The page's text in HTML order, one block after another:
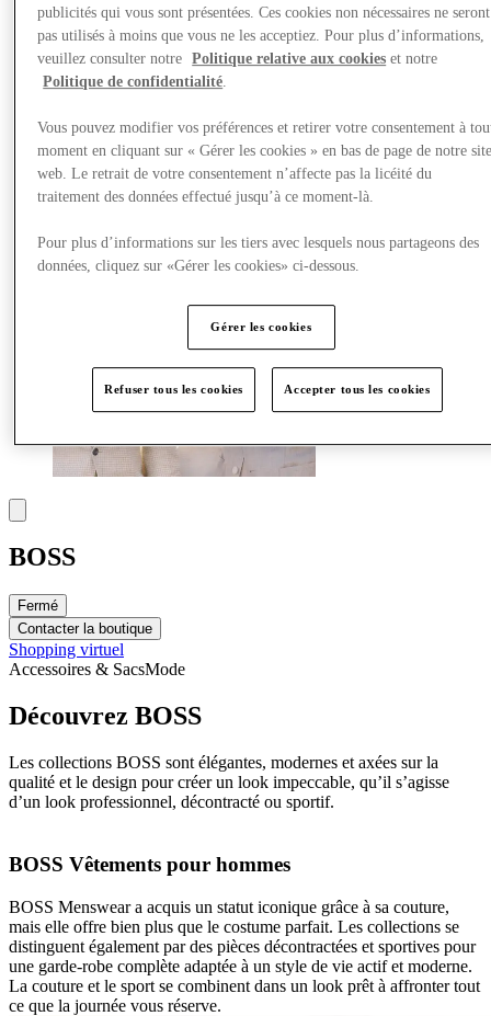
Magasins
Offres
Planifiez votre visite
Quoi de neuf
Mangez et buvez
Services
Plus
BOSS
Fermé
Contacter la boutique
Shopping virtuel
Accessoires & SacsMode
Découvrez BOSS
Les collections BOSS sont élégantes, modernes et axées sur la
qualité et le design pour créer un look impeccable, qu’il s’agisse
d’un look professionnel, décontracté ou sportif.
BOSS Vêtements pour hommes
BOSS Menswear a acquis un statut iconique grâce à sa couture,
mais elle offre bien plus que le costume parfait. Les collections se
distinguent également par des pièces décontractées et sportives pour
une garde-robe complète adaptée à un style de vie actif et moderne.
La couture et le sport se combinent dans un look prêt à affronter tout
ce que la journée vous réserve.
publicités qui vous sont présentées. Ces cookies non nécessaires ne seront
pas utilisés à moins que vous ne les acceptiez. Pour plus d’informations,
veuillez consulter notre
Politique relative aux cookies et notre
Politique de confidentialité.
Vous pouvez modifier vos préférences et retirer votre consentement à
moment en cliquant sur « Gérer les cookies » en bas de page de notre
web. Le retrait de votre consentement n’affecte pas la licéité du
traitement des données effectué jusqu’à ce moment-là.
Pour plus d’informations sur les tiers avec lesquels nous partageons des
données, cliquez sur «Gérer les cookies» ci-dessous.
Gérer les cookies
Refuser tous les cookies Accepter tous les cookies